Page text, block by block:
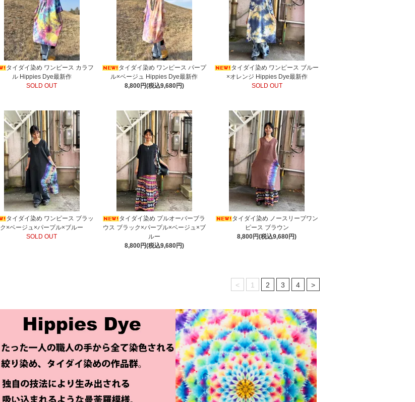
タイダイ染め ワンピース カラフ
ル Hippies Dye最新作
SOLD OUT
タイダイ染め ワンピース パープ
ル×ベージュ Hippies Dye最新作
8,800円(税込9,680円)
タイダイ染め ワンピース ブルー
×オレンジ Hippies Dye最新作
SOLD OUT
タイダイ染め ワンピース ブラッ
ク×ベージュ×パープル×ブルー
SOLD OUT
タイダイ染め プルオーバーブラ
ウス ブラック×パープル×ベージュ×ブ
ルー
8,800円(税込9,680円)
タイダイ染め ノースリーブワン
ピース ブラウン
8,800円(税込9,680円)
< 1 2 3 4 >